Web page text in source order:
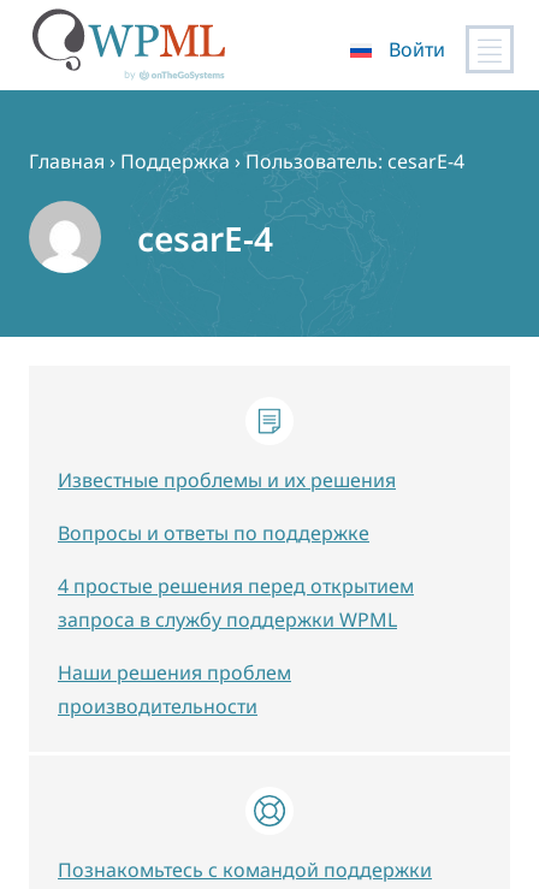
содержимому
Войти
Главная › Поддержка › Пользователь: cesarE-4
cesarE-4
Известные проблемы и их решения
Вопросы и ответы по поддержке
4 простые решения перед открытием
запроса в службу поддержки WPML
Наши решения проблем
производительности
Познакомьтесь с командой поддержки